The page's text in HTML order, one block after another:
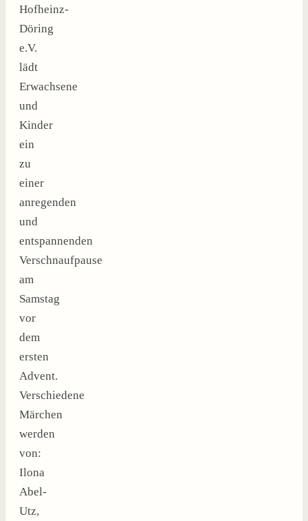
Hofheinz-
Döring
e.V.
lädt
Erwachsene
und
Kinder
ein
zu
einer
anregenden
und
entspannenden
Verschnaufpause
am
Samstag
vor
dem
ersten
Advent.
Verschiedene
Märchen
werden
von:
Ilona
Abel-
Utz,